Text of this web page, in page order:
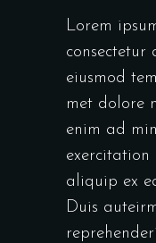
Lorem
consectetur
eiusmod
met dolore
enim ad
aliquip ex
Duis